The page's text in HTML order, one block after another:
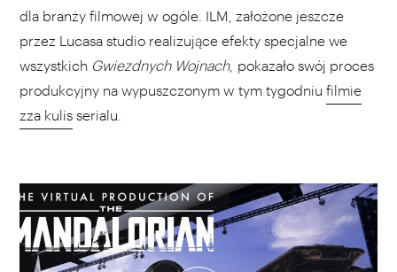
dla branży filmowej w ogóle. ILM, założone jeszcze
przez Lucasa studio realizujące efekty specjalne we
wszystkich Gwiezdnych Wojnach, pokazało swój proces
produkcyjny na wypuszczonym w tym tygodniu filmie
zza kulis serialu.
WYBIERZ SWOJĄ PLAYLISTĘ